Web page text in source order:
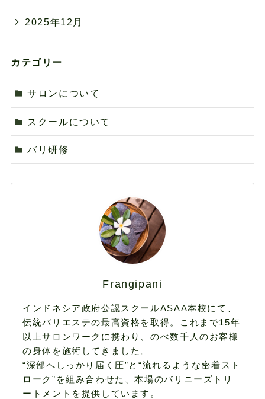
2025年12月
カテゴリー
サロンについて
スクールについて
バリ研修
Frangipani
インドネシア政府公認スクールASAA本校にて、
伝統バリエステの最高資格を取得。これまで15年
以上サロンワークに携わり、のべ数千人のお客様
の身体を施術してきました。
“深部へしっかり届く圧”と“流れるような密着スト
ローク”を組み合わせた、本場のバリニーズトリ
ートメントを提供しています。